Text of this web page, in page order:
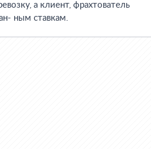
а клиент, фрахтователь
ным ставкам.